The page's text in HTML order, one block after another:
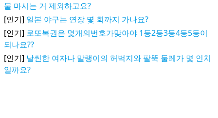
물 마시는 거 제외하고요?
[인기] 일본 야구는 연장 몇 회까지 가나요?
[인기] 로또복권은 몇개의번호가맞아야 1등2등3등4등5등이
되나요??
[인기] 날씬한 여자나 말랭이의 허벅지와 팔뚝 둘레가 몇 인치
일까요?